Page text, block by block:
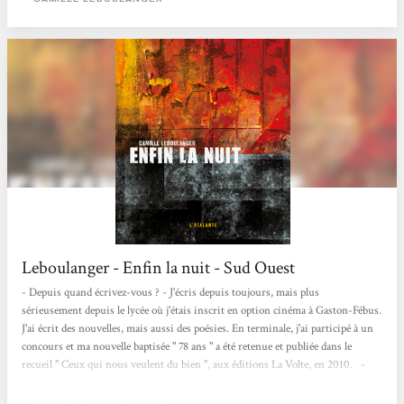
Leboulanger - Enfin la nuit - Sud Ouest
- Depuis quand écrivez-vous ? - J'écris depuis toujours, mais plus
sérieusement depuis le lycée où j'étais inscrit en option cinéma à Gaston-Fébus.
J'ai écrit des nouvelles, mais aussi des poésies. En terminale, j'ai participé à un
concours et ma nouvelle baptisée " 78 ans " a été retenue et publiée dans le
recueil " Ceux qui nous veulent du bien ", aux éditions La Volte, en 2010. -